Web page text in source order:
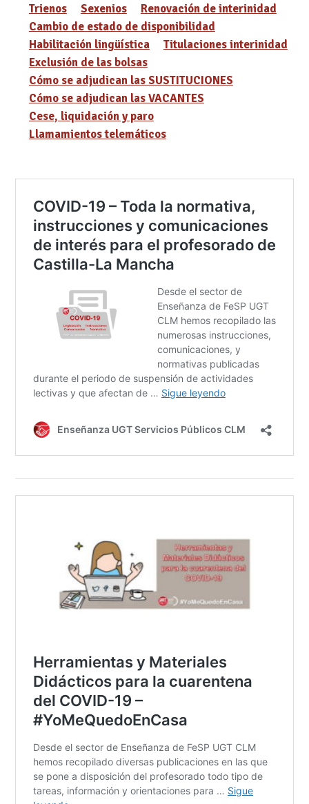
Trienos
Sexenios
Renovación de interinidad
Cambio de estado de disponibilidad
Habilitación lingüística
Titulaciones interinidad
Exclusión de las bolsas
Cómo se adjudican las SUSTITUCIONES
Cómo se adjudican las VACANTES
Cese, liquidación y paro
Llamamientos telemáticos